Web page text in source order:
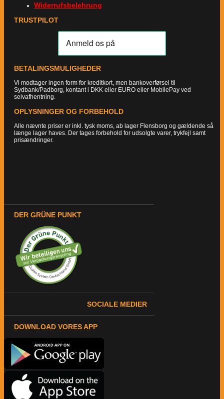
Widerrufsbelehrung
TRUSTPILOT
BETALINGSMULIGHEDER
Vi modtager ingen form for kreditkort, men bankoverførsel til
Sydbank/Padborg, kontant i DKK eller EURO eller MobilePay ved
selvafhentning.
OPLYSNINGER OG FORBEHOLD
Alle nævnte priser er inkl. tysk moms, ab lager Flensborg og gældende så
længe lager haves. Der tages forbehold for udsolgte varer, trykfejl samt
prisændringer.
DER GRÜNE PUNKT
SOCIALE MEDIER
DOWNLOAD VORES APP